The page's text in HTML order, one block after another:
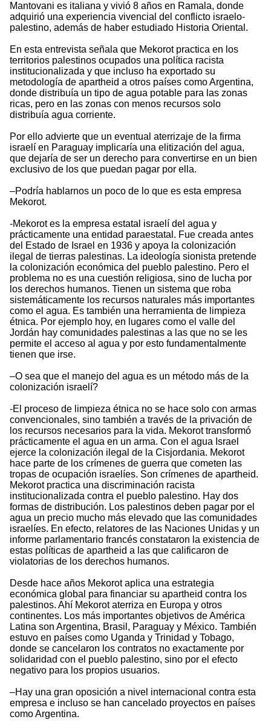
Mantovani es italiana y vivió 8 años en Ramala, donde
adquirió una experiencia vivencial del conflicto israelo-
palestino, además de haber estudiado Historia Oriental.
En esta entrevista señala que Mekorot practica en los
territorios palestinos ocupados una política racista
institucionalizada y que incluso ha exportado su
metodología de apartheid a otros países como Argentina,
donde distribuía un tipo de agua potable para las zonas
ricas, pero en las zonas con menos recursos solo
distribuía agua corriente.
Por ello advierte que un eventual aterrizaje de la firma
israelí en Paraguay implicaría una elitización del agua,
que dejaría de ser un derecho para convertirse en un bien
exclusivo de los que puedan pagar por ella.
–Podría hablarnos un poco de lo que es esta empresa
Mekorot.
-Mekorot es la empresa estatal israelí del agua y
prácticamente una entidad paraestatal. Fue creada antes
del Estado de Israel en 1936 y apoya la colonización
ilegal de tierras palestinas. La ideología sionista pretende
la colonización económica del pueblo palestino. Pero el
problema no es una cuestión religiosa, sino de lucha por
los derechos humanos. Tienen un sistema que roba
sistemáticamente los recursos naturales más importantes
como el agua. Es también una herramienta de limpieza
étnica. Por ejemplo hoy, en lugares como el valle del
Jordán hay comunidades palestinas a las que no se les
permite el acceso al agua y por esto fundamentalmente
tienen que irse.
–O sea que el manejo del agua es un método más de la
colonización israelí?
-El proceso de limpieza étnica no se hace solo con armas
convencionales, sino también a través de la privación de
los recursos necesarios para la vida. Mekorot transformó
prácticamente el agua en un arma. Con el agua Israel
ejerce la colonización ilegal de la Cisjordania. Mekorot
hace parte de los crímenes de guerra que cometen las
tropas de ocupación israelíes. Son crímenes de apartheid.
Mekorot practica una discriminación racista
institucionalizada contra el pueblo palestino. Hay dos
formas de distribución. Los palestinos deben pagar por el
agua un precio mucho más elevado que las comunidades
israelíes. En efecto, relatores de las Naciones Unidas y un
informe parlamentario francés constataron la existencia de
estas políticas de apartheid a las que calificaron de
violatorias de los derechos humanos.
Desde hace años Mekorot aplica una estrategia
económica global para financiar su apartheid contra los
palestinos. Ahí Mekorot aterriza en Europa y otros
continentes. Los más importantes objetivos de América
Latina son Argentina, Brasil, Paraguay y México. También
estuvo en países como Uganda y Trinidad y Tobago,
donde se cancelaron los contratos no exactamente por
solidaridad con el pueblo palestino, sino por el efecto
negativo para los propios usuarios.
–Hay una gran oposición a nivel internacional contra esta
empresa e incluso se han cancelado proyectos en países
como Argentina.